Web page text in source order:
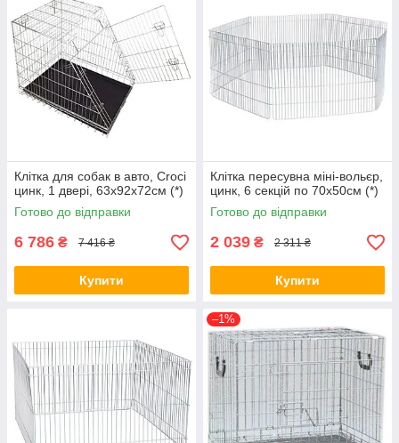
Клітка для собак в авто, Croci
цинк, 1 двері, 63х92х72см (*)
Готово до відправки
6 786 ₴ 7 416 ₴
Купити
Клітка пересувна міні-вольєр,
цинк, 6 секцій по 70х50см (*)
Готово до відправки
2 039 ₴ 2 311 ₴
Купити
–1%